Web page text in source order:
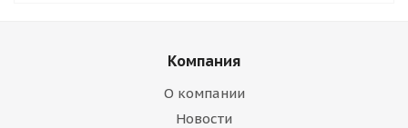
Компания
О компании
Новости